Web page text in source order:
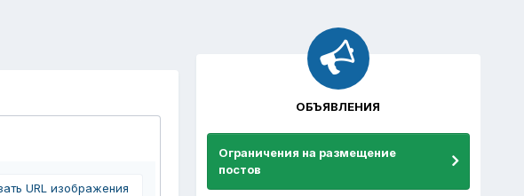
URL изображения
ОБЪЯВЛЕНИЯ
Ограничения на размещение
постов